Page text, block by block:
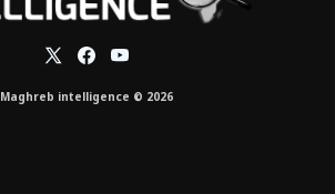
Maghreb intelligence © 2026